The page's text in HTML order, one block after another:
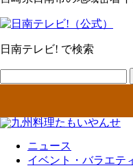
日南テレビ! で検索
ニュース
イベント・バラエテ